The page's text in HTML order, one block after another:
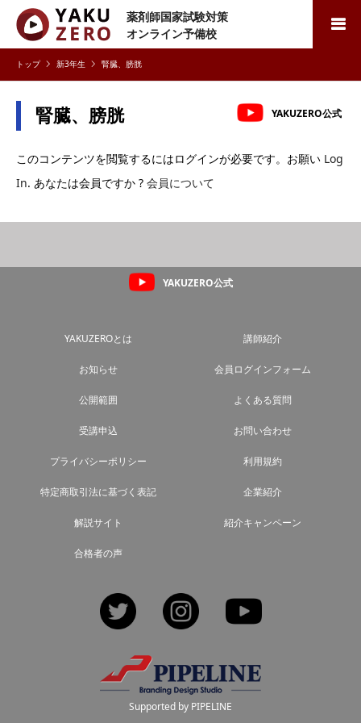
薬剤師国家試験対策
オンライン予備校
検索
新3年生 腎臓、膀胱
腎臓、膀胱 YAKUZERO公式
このコンテンツを閲覧するにはログインが必要です。お願い Log
In. あなたは会員ですか ? 会員について
YAKUZERO公式
YAKUZEROとは 講師紹介
お知らせ 会員ログインフォーム
公開範囲 よくある質問
受講申込 お問い合わせ
プライバシーポリシー 利用規約
特定商取引法に基づく表記 企業紹介
解説サイト 紹介キャンペーン
合格者の声
Twitter Instagram
Supported by PIPELINE